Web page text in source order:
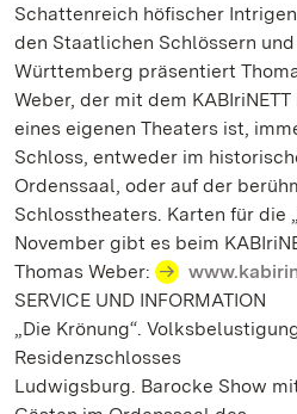
Schattenreich höfischer
den Staatlichen Schlössern
Württemberg präsentiert
Weber, der mit dem
eines eigenen Theaters ist,
Schloss, entweder im
Ordenssaal, oder auf der
Schlosstheaters. Karten für die
November gibt es beim
Thomas Weber:
SERVICE UND INFORMATION
„Die Krönung“.
Residenzschlosses
Ludwigsburg. Barocke Show